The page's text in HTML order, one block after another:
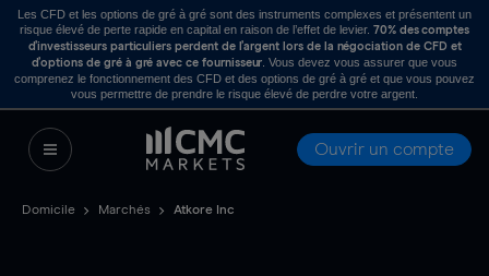
Les CFD et les options de gré à gré sont des instruments complexes et présentent un
risque élevé de perte rapide en capital en raison de l’effet de levier. 70% des comptes
d’investisseurs particuliers perdent de l’argent lors de la négociation de CFD et
d’options de gré à gré avec ce fournisseur . Vous devez vous assurer que vous
comprenez le fonctionnement des CFD et des options de gré à gré et que vous pouvez
vous permettre de prendre le risque élevé de perdre votre argent.
Ouvrir un compte
Domicile Marchés Atkore Inc